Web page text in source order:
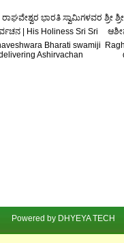
ರಾಘವೇಶ್ವರ ಭಾರತಿ ಸ್ವಾಮಿಗಳವರ
| His Holiness Sri Sri
Bharati swamiji
Ashirvachan
ಶ್ರೀ
Powered by DHYEYA TECH